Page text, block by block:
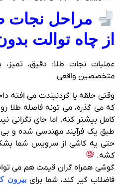
مراحل نجات
از چاه توالت
عملیات نجات طلا: دقیق،
متخصصین واقعی
وقتی حلقه یا گردنبندت می‌ افته
که می‌ گذره، می‌ تونه فاصله‌ طلا رو
کامل بیشتر کنه. اما جای نگرانی
طبق یک فرآیند مهندسی‌ شده و
حتی یه کاشی از سرویس شما
کشه.
گوشی همراه گران قیمت هم می
فاضلاب گیر کند، شما برایبیرون